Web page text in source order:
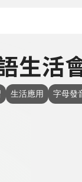
生活
生活應用 字母發